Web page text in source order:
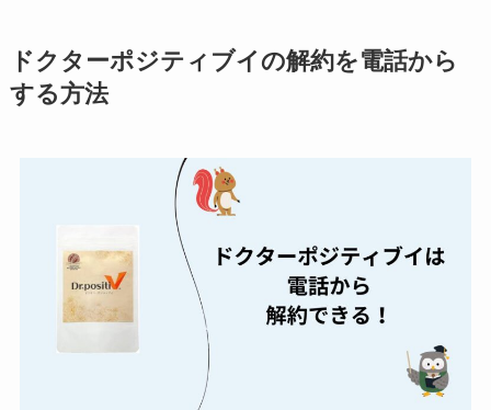
ミュゼプラチナムの
ベストタイミングを
詳しく解説！
ユンス美容液の解約
まとめ！電話が繋が
ドクターポジティブイの解約を電話から
する方法